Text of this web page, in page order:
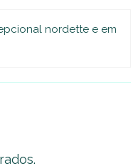
nordette e em